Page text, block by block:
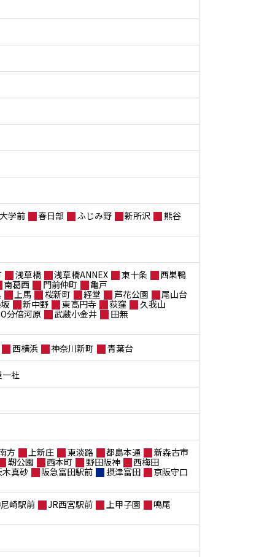
学前 春日部 ふじみ野 新所沢
熊谷
浅草橋 浅草橋ANNEX 東十条
西巣鴨
南葛西 門前仲町
亀戸
上馬 桜新町 経堂 芦花公園
尾山台
新中野 東高円寺 荻窪
久我山
分倍河原 武蔵小金井
田無
西横浜 神奈川新町 青葉台
社
方 上新庄 東淡路 都島本通
新森古市
靭公園 西本町 野田阪神
西梅田
木真砂 阪急富田駅前 摂津富田
京阪守口
崎駅前 JR西宮駅前 上甲子園
鳴尾